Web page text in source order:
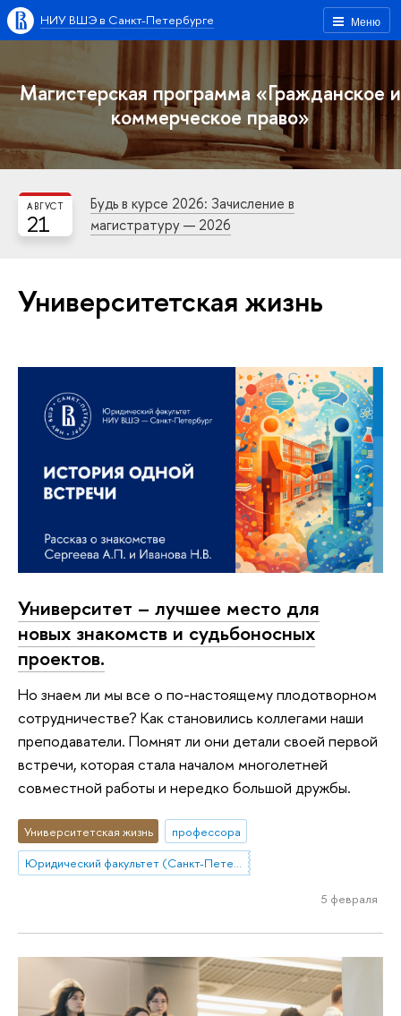
Меню
НИУ ВШЭ в Санкт-Петербурге
Магистерская программа «Гражданское и
коммерческое право»
21
АВГУСТ
Будь в курсе 2026: Зачисление в
магистратуру — 2026
Университетская жизнь
Университет – лучшее место для
новых знакомств и судьбоносных
проектов.
Но знаем ли мы все о по-настоящему плодотворном
сотрудничестве? Как становились коллегами наши
преподаватели. Помнят ли они детали своей первой
встречи, которая стала началом многолетней
совместной работы и нередко большой дружбы.
Университетская жизнь
профессора
Юридический факультет (Санкт-Петербург)
5 февраля